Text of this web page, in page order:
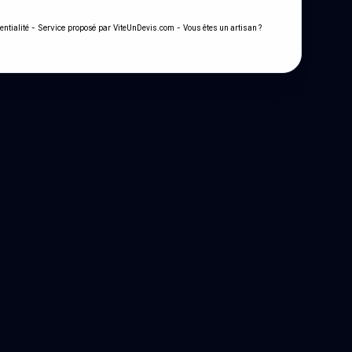
- Service proposé par ViteUnDevis.com - Vous êtes un artisan ?